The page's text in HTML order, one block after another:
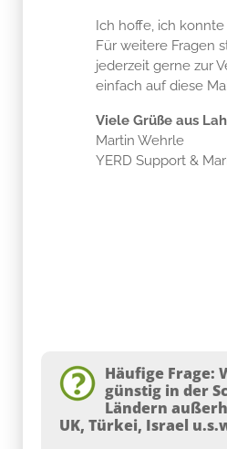
Ich hoffe, ich
Für weitere Fragen
jederzeit gerne zur
einfach auf diese
Viele Grüße aus
Martin Wehrle
YERD Support &
Häufige Frage:
günstig in der
Ländern
UK, Türkei, Israel